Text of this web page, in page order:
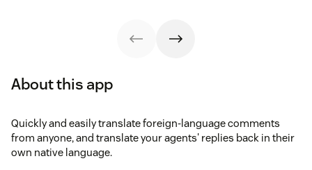
About this app
Quickly and easily translate foreign-language comments
from anyone, and translate your agents' replies back in their
own native language.